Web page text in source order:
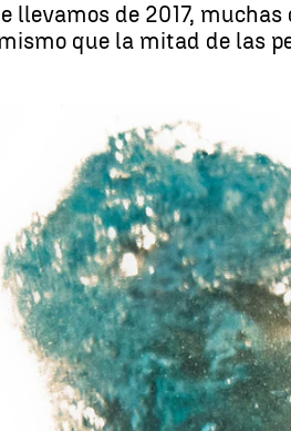
de 2017,
que la mitad de las
por ahogamiento alcanza a la mitad de